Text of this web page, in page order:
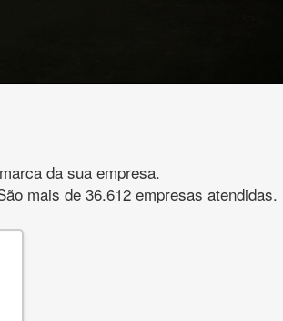
da sua empresa.
mais de 36.612 empresas atendidas.